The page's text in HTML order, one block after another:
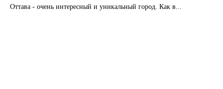
Оттава - очень интересный и уникальный город. Как в...